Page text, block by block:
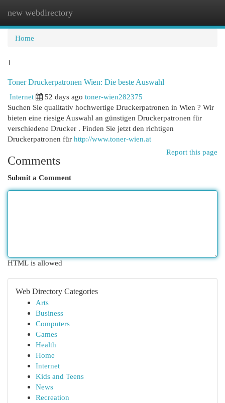
new webdirectory
Home
1
Toner Druckerpatronen Wien: Die beste Auswahl
Internet
52 days ago toner-wien282375
Suchen Sie qualitativ hochwertige Druckerpatronen in Wien ? Wir
bieten eine riesige Auswahl an günstigen Druckerpatronen für
verschiedene Drucker . Finden Sie jetzt den richtigen
Druckerpatronen für http://www.toner-wien.at
Report this page
Comments
Submit a Comment
HTML is allowed
Web Directory Categories
Arts
Business
Computers
Games
Health
Home
Internet
Kids and Teens
News
Recreation